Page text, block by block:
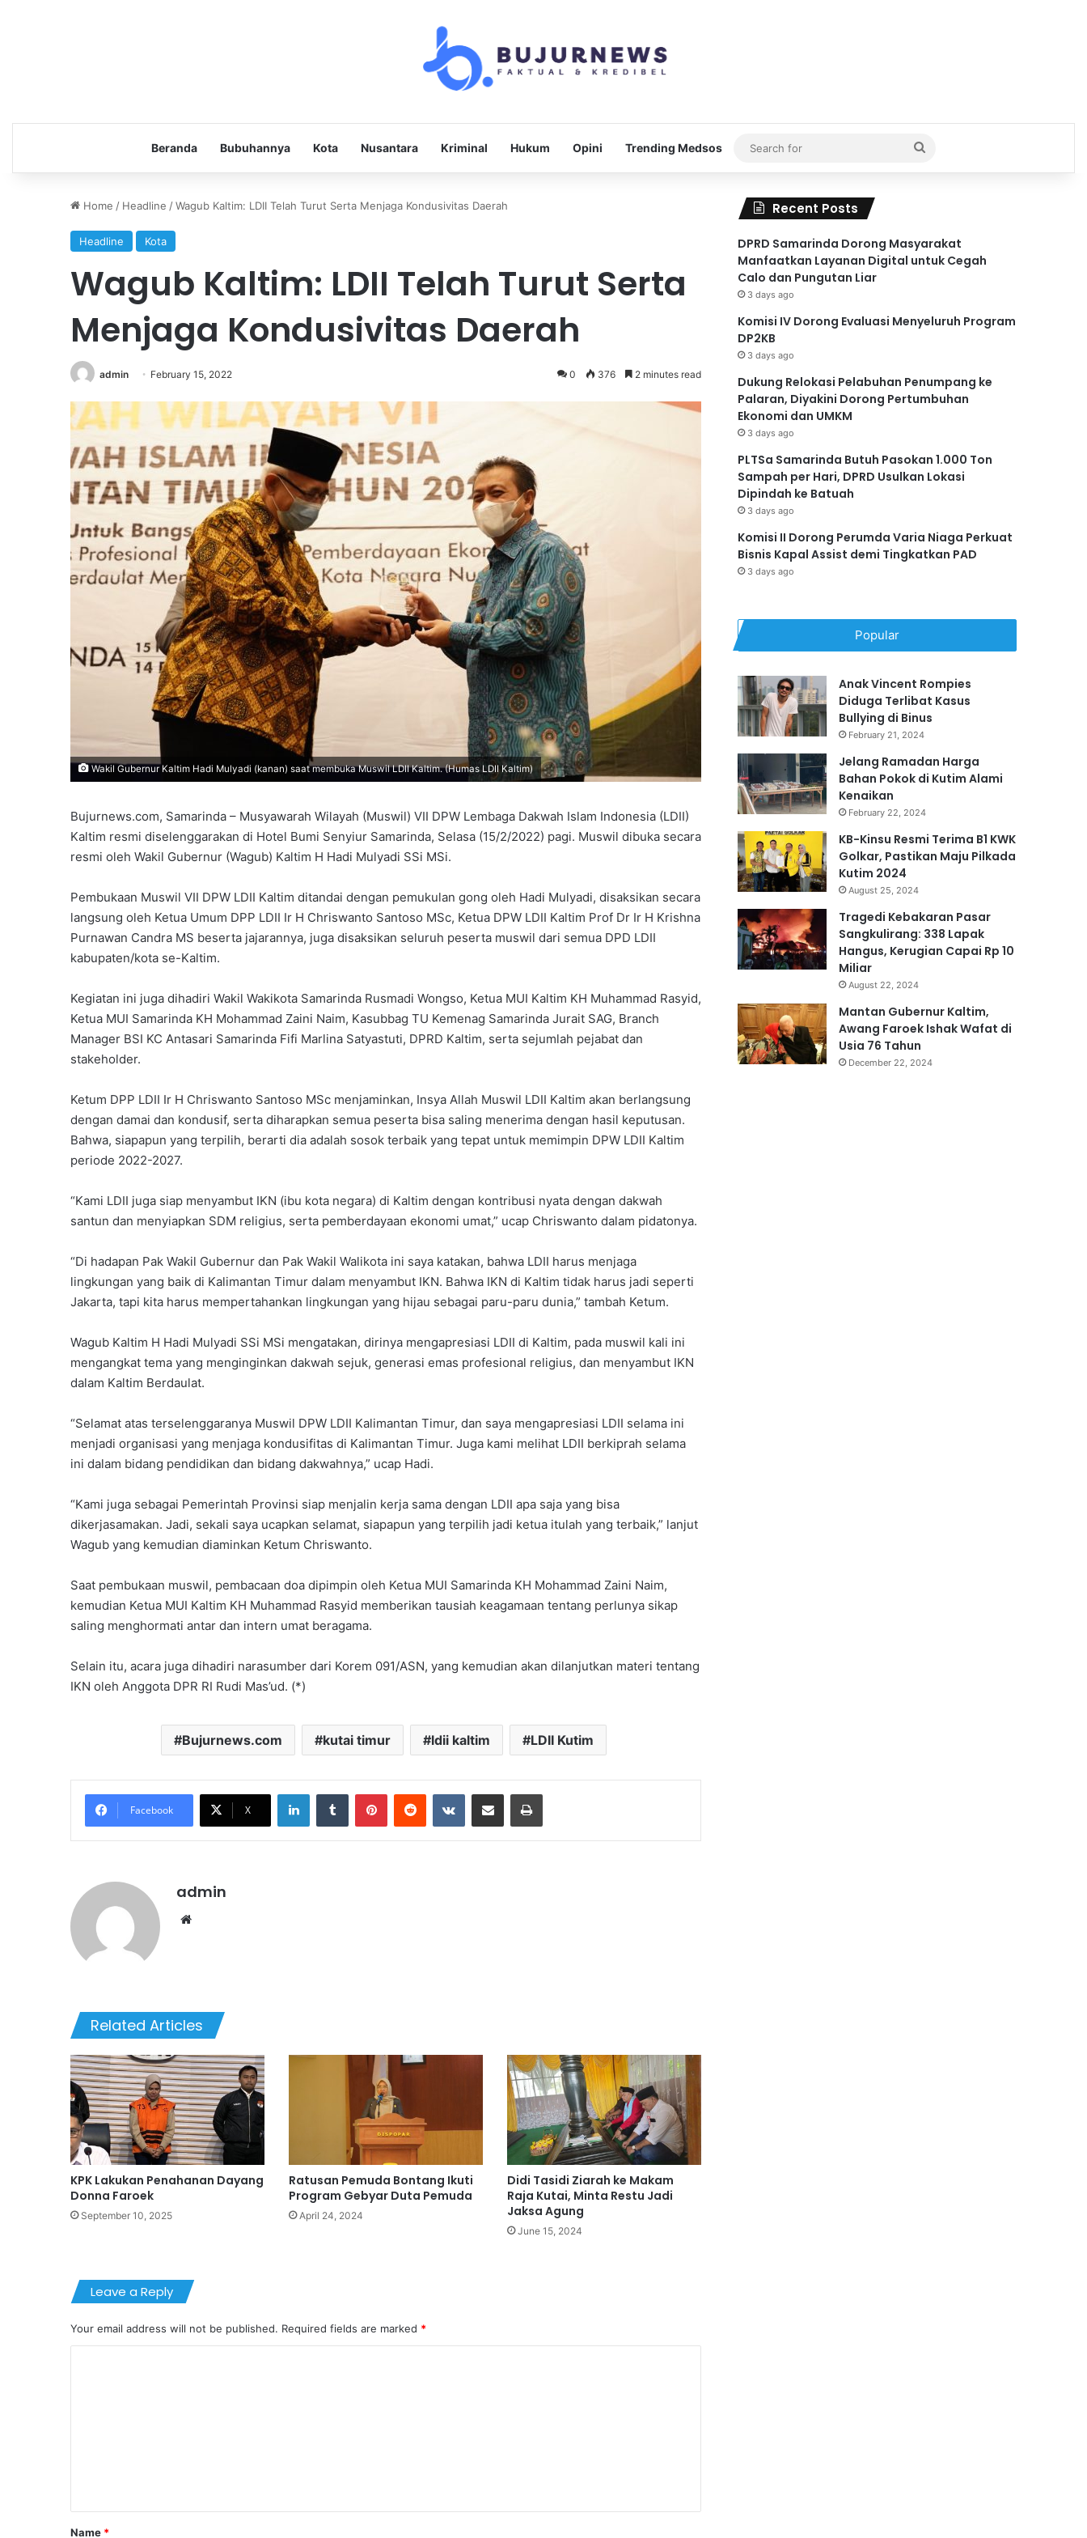
Beranda Bubuhannya Kota Nusantara Kriminal Hukum Opini Trending Medsos
Search
for
Home / Headline /Wagub Kaltim: LDII Telah Turut Serta Menjaga Kondusivitas Daerah
Headline Kota
Wagub Kaltim: LDII Telah Turut Serta
Menjaga Kondusivitas Daerah
admin February 15, 2022 0 376 2 minutes read
Wakil Gubernur Kaltim Hadi Mulyadi (kanan) saat membuka Muswil LDII Kaltim. (Humas LDII Kaltim)
Bujurnews.com, Samarinda – Musyawarah Wilayah (Muswil) VII DPW Lembaga Dakwah Islam Indonesia (LDII)
Kaltim resmi diselenggarakan di Hotel Bumi Senyiur Samarinda, Selasa (15/2/2022) pagi. Muswil dibuka secara
resmi oleh Wakil Gubernur (Wagub) Kaltim H Hadi Mulyadi SSi MSi.
Pembukaan Muswil VII DPW LDII Kaltim ditandai dengan pemukulan gong oleh Hadi Mulyadi, disaksikan secara
langsung oleh Ketua Umum DPP LDII Ir H Chriswanto Santoso MSc, Ketua DPW LDII Kaltim Prof Dr Ir H Krishna
Purnawan Candra MS beserta jajarannya, juga disaksikan seluruh peserta muswil dari semua DPD LDII
kabupaten/kota se-Kaltim.
Kegiatan ini juga dihadiri Wakil Wakikota Samarinda Rusmadi Wongso, Ketua MUI Kaltim KH Muhammad Rasyid,
Ketua MUI Samarinda KH Mohammad Zaini Naim, Kasubbag TU Kemenag Samarinda Jurait SAG, Branch
Manager BSI KC Antasari Samarinda Fifi Marlina Satyastuti, DPRD Kaltim, serta sejumlah pejabat dan
stakeholder.
Ketum DPP LDII Ir H Chriswanto Santoso MSc menjaminkan, Insya Allah Muswil LDII Kaltim akan berlangsung
dengan damai dan kondusif, serta diharapkan semua peserta bisa saling menerima dengan hasil keputusan.
Bahwa, siapapun yang terpilih, berarti dia adalah sosok terbaik yang tepat untuk memimpin DPW LDII Kaltim
periode 2022-2027.
“Kami LDII juga siap menyambut IKN (ibu kota negara) di Kaltim dengan kontribusi nyata dengan dakwah
santun dan menyiapkan SDM religius, serta pemberdayaan ekonomi umat,” ucap Chriswanto dalam pidatonya.
“Di hadapan Pak Wakil Gubernur dan Pak Wakil Walikota ini saya katakan, bahwa LDII harus menjaga
lingkungan yang baik di Kalimantan Timur dalam menyambut IKN. Bahwa IKN di Kaltim tidak harus jadi seperti
Jakarta, tapi kita harus mempertahankan lingkungan yang hijau sebagai paru-paru dunia,” tambah Ketum.
Wagub Kaltim H Hadi Mulyadi SSi MSi mengatakan, dirinya mengapresiasi LDII di Kaltim, pada muswil kali ini
mengangkat tema yang menginginkan dakwah sejuk, generasi emas profesional religius, dan menyambut IKN
dalam Kaltim Berdaulat.
“Selamat atas terselenggaranya Muswil DPW LDII Kalimantan Timur, dan saya mengapresiasi LDII selama ini
menjadi organisasi yang menjaga kondusifitas di Kalimantan Timur. Juga kami melihat LDII berkiprah selama
ini dalam bidang pendidikan dan bidang dakwahnya,” ucap Hadi.
“Kami juga sebagai Pemerintah Provinsi siap menjalin kerja sama dengan LDII apa saja yang bisa
dikerjasamakan. Jadi, sekali saya ucapkan selamat, siapapun yang terpilih jadi ketua itulah yang terbaik,” lanjut
Wagub yang kemudian diaminkan Ketum Chriswanto.
Saat pembukaan muswil, pembacaan doa dipimpin oleh Ketua MUI Samarinda KH Mohammad Zaini Naim,
kemudian Ketua MUI Kaltim KH Muhammad Rasyid memberikan tausiah keagamaan tentang perlunya sikap
saling menghormati antar dan intern umat beragama.
Selain itu, acara juga dihadiri narasumber dari Korem 091/ASN, yang kemudian akan dilanjutkan materi tentang
IKN oleh Anggota DPR RI Rudi Mas’ud. (*)
Bujurnews.com kutai timur ldii kaltim LDII Kutim
Facebook X
LinkedInTumblr PinterestReddit VKontakteShare via Email Print
admin
Related Articles
KPK Lakukan Penahanan Dayang
Donna Faroek
September 10, 2025
Ratusan Pemuda Bontang Ikuti
Program Gebyar Duta Pemuda
April 24, 2024
Didi Tasidi Ziarah ke Makam
Raja Kutai, Minta Restu Jadi
Jaksa Agung
June 15, 2024
Leave a Reply
Your email address will not be published. Required fields are marked *
*
Name *
Recent Posts
DPRD Samarinda Dorong Masyarakat
Manfaatkan Layanan Digital untuk Cegah
Calo dan Pungutan Liar
3 days ago
Komisi IV Dorong Evaluasi Menyeluruh Program
DP2KB
3 days ago
Dukung Relokasi Pelabuhan Penumpang ke
Palaran, Diyakini Dorong Pertumbuhan
Ekonomi dan UMKM
3 days ago
PLTSa Samarinda Butuh Pasokan 1.000 Ton
Sampah per Hari, DPRD Usulkan Lokasi
Dipindah ke Batuah
3 days ago
Komisi II Dorong Perumda Varia Niaga Perkuat
Bisnis Kapal Assist demi Tingkatkan PAD
3 days ago
Popular
Anak Vincent Rompies
Diduga Terlibat Kasus
Bullying di Binus
February 21, 2024
Jelang Ramadan Harga
Bahan Pokok di Kutim Alami
Kenaikan
February 22, 2024
KB-Kinsu Resmi Terima B1 KWK
Golkar, Pastikan Maju Pilkada
Kutim 2024
August 25, 2024
Tragedi Kebakaran Pasar
Sangkulirang: 338 Lapak
Hangus, Kerugian Capai Rp 10
Miliar
August 22, 2024
Mantan Gubernur Kaltim,
Awang Faroek Ishak Wafat di
Usia 76 Tahun
December 22, 2024